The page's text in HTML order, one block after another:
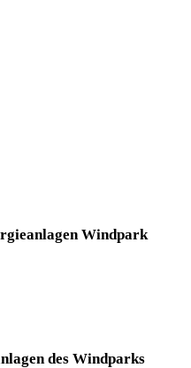
Windpark
des Windparks